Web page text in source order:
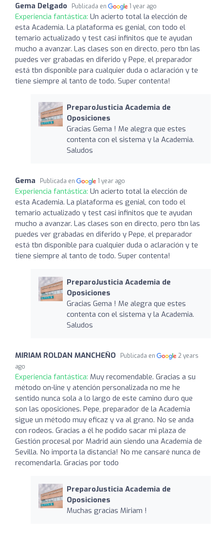
Gema Delgado Publicada en 1 year ago
Experiencia fantástica: Un acierto total la elección de
esta Academia. La plataforma es genial, con todo el
temario actualizado y test casi infinitos que te ayudan
mucho a avanzar. Las clases son en directo, pero tbn las
puedes ver grabadas en diferido y Pepe, el preparador
está tbn disponible para cualquier duda o aclaración y te
tiene siempre al tanto de todo. Super contenta!
PreparoJusticia Academia de
Oposiciones
Gracias Gema ! Me alegra que estes
contenta con el sistema y la Academia.
Saludos
Gema Publicada en 1 year ago
Experiencia fantástica: Un acierto total la elección de
esta Academia. La plataforma es genial, con todo el
temario actualizado y test casi infinitos que te ayudan
mucho a avanzar. Las clases son en directo, pero tbn las
puedes ver grabadas en diferido y Pepe, el preparador
está tbn disponible para cualquier duda o aclaración y te
tiene siempre al tanto de todo. Super contenta!
PreparoJusticia Academia de
Oposiciones
Gracias Gema ! Me alegra que estes
contenta con el sistema y la Academia.
Saludos
MIRIAM ROLDAN MANCHEÑO Publicada en
2 years
ago
Experiencia fantástica: Muy recomendable. Gracias a su
método on-line y atención personalizada no me he
sentido nunca sola a lo largo de este camino duro que
son las oposiciones. Pepe, preparador de la Academia
sigue un método muy eficaz y va al grano. No se anda
con rodeos. Gracias a él he podido sacar mi plaza de
Gestión procesal por Madrid aún siendo una Academia de
Sevilla. No importa la distancia! No me cansaré nunca de
recomendarla. Gracias por todo
PreparoJusticia Academia de
Oposiciones
Muchas gracias Miriam !